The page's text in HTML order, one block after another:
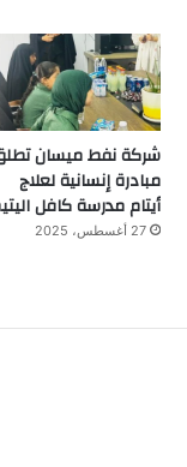
شركة نفط ميسان
مبادرة إنسانية لعلاج
أيتام مدرسة كافل
27 أغسطس، 2025